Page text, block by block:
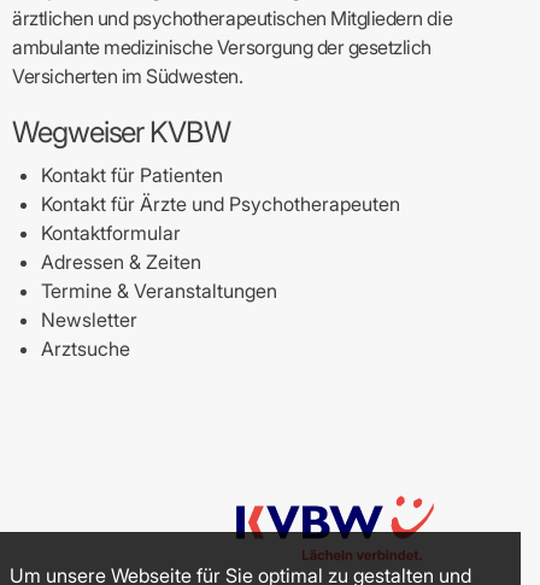
ärztlichen und psychotherapeutischen Mitgliedern die
ambulante medizinische Versorgung der gesetzlich
Versicherten im Südwesten.
Wegweiser KVBW
Kontakt für Patienten
Kontakt für Ärzte und Psychotherapeuten
Kontaktformular
Adressen & Zeiten
Termine & Veranstaltungen
Newsletter
Arztsuche
Um unsere Webseite für Sie optimal zu gestalten und